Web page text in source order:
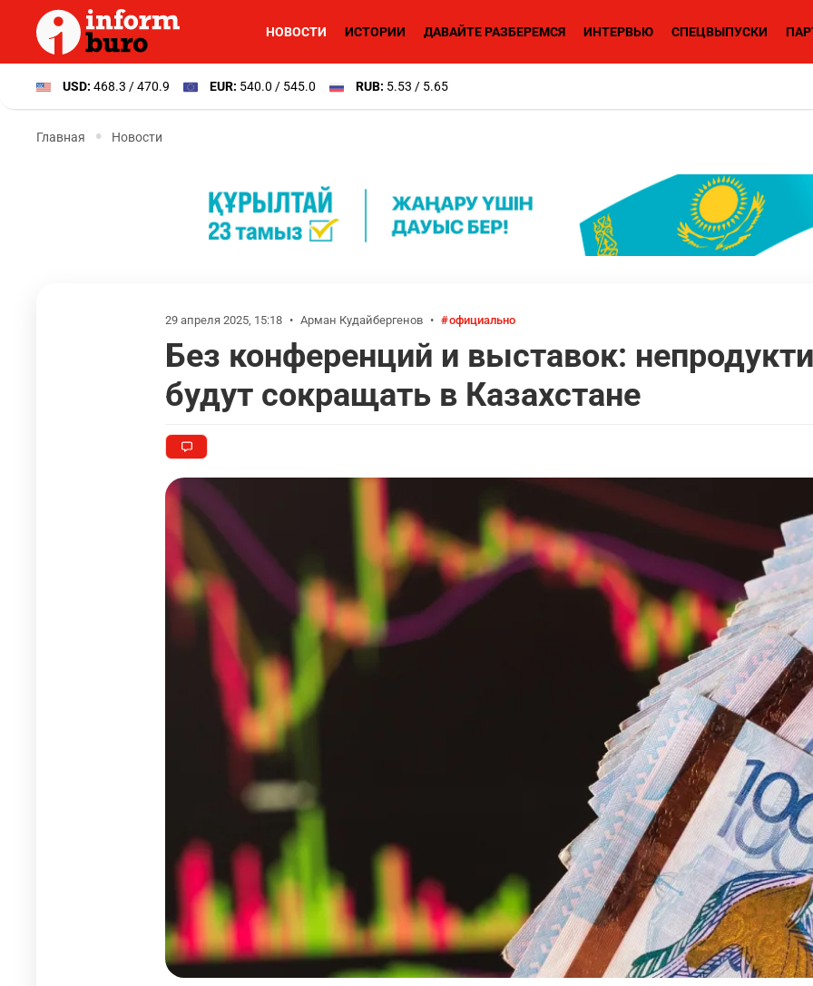
НОВОСТИ ИСТОРИИ ДАВАЙТЕ РАЗБЕРЕМСЯ ИНТЕРВЬЮ СПЕЦВЫПУСКИ
USD: 468.3 / 470.9 EUR: 540.0 / 545.0 RUB: 5.53 / 5.65
Главная Новости
29 апреля 2025, 15:18 • Арман Кудайбергенов • официально
Без конференций и выставок:
будут сокращать в Казахстане